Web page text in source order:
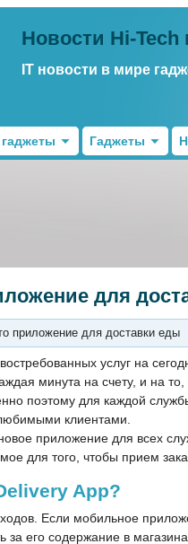
Новости Hi-
IT новости в мире
Гаджеты
для
приложение для доставки еды
услуг на
минута на счету, и на
поэтому для каждой
клиентами.
приложение для всех
для того, чтобы прием
App?
Если мобильное
за его содержание в